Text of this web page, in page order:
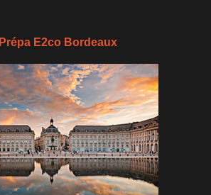
Prépa E2co Bordeaux